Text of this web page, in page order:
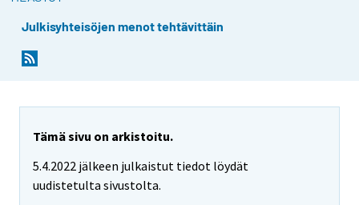
Julkisyhteisöjen menot tehtävittäin
Tämä sivu on arkistoitu.
5.4.2022 jälkeen julkaistut tiedot löydät
uudistetulta sivustolta.